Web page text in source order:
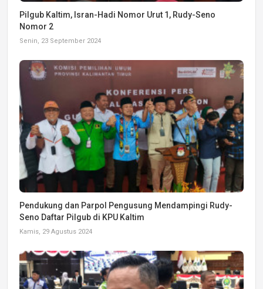
Pilgub Kaltim, Isran-Hadi Nomor Urut 1, Rudy-Seno
Nomor 2
Senin, 23 September 2024
Pendukung dan Parpol Pengusung Mendampingi Rudy-
Seno Daftar Pilgub di KPU Kaltim
Kamis, 29 Agustus 2024